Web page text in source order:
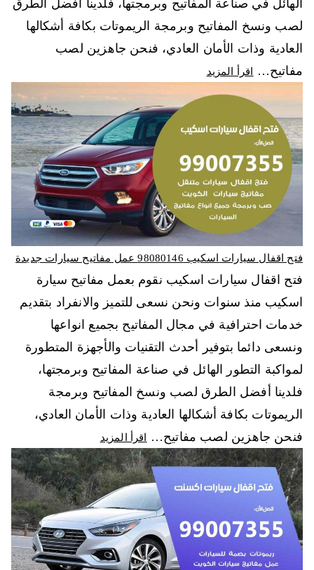
الهائل في صناعة المفاتيح وبرمجتها، فلدينا أفضل الطرق
لصب ونسخ المفاتيح وبرمجة الريموتات بكافة أشكالها
العادية وذات الأمان العادي، فنحن جاهزين لصب
مفاتيح…
اقرأ المزيد
فتح اقفال سيارات اسكيب 98080146‬ عمل مفاتيح سيارات جديدة
فتح اقفال سيارات اسكيب نقوم بعمل مفاتيح سيارة
اسكيب منذ سنوات ونحن نسعى للتميز والانفراد بتقديم
خدمات احترافية في مجال المفاتيح بجميع انواعها
ونسعى دائما بتوفير أحدث التقنيات والأجهزة المتطورة
لمواكبة التطور الهائل في صناعة المفاتيح وبرمجتها،
فلدينا أفضل الطرق لصب ونسخ المفاتيح وبرمجة
الريموتات بكافة أشكالها العادية وذات الأمان العادي،
فنحن جاهزين لصب مفاتيح…
اقرأ المزيد